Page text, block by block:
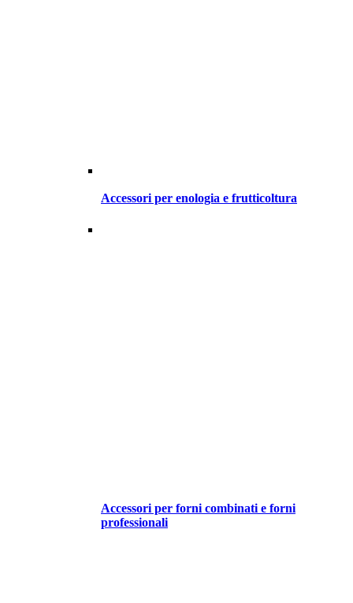
Accessori per enologia e frutticoltura
Accessori per forni combinati e forni
professionali